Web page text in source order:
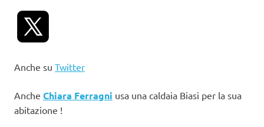
Anche su Twitter
Anche Chiara Ferragni usa una caldaia Biasi per la sua
abitazione !